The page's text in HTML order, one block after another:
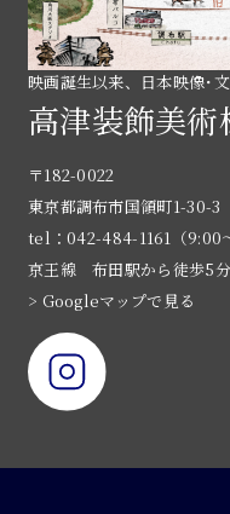
映画誕生以来、日本映像･
高津装飾美術
〒182-0022
東京都調布市国領町1-30-3
tel：042-484-1161（9:00
京王線 布田駅から徒歩5
> Googleマップで見る